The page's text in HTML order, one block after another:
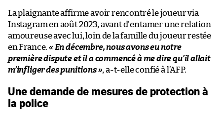
La plaignante affirme avoir rencontré le joueur via
Instagram en août 2023, avant d’entamer une relation
amoureuse avec lui, loin de la famille du joueur restée
en France.« En décembre, nous avons eu notre
première dispute et il a commencé à me dire qu’il allait
m’infliger des punitions », a-t-elle confié à l’AFP.
Une demande de mesures de protection à
la police